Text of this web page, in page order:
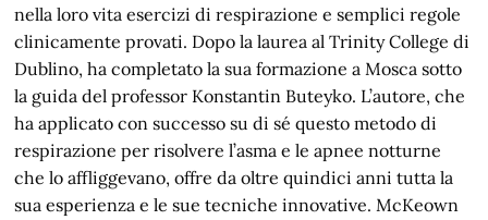
nella loro vita esercizi di respirazione e semplici regole
clinicamente provati. Dopo la laurea al Trinity College di
Dublino, ha completato la sua formazione a Mosca sotto
la guida del professor Konstantin Buteyko. L’autore, che
ha applicato con successo su di sé questo metodo di
respirazione per risolvere l’asma e le apnee notturne
che lo affliggevano, offre da oltre quindici anni tutta la
sua esperienza e le sue tecniche innovative. McKeown